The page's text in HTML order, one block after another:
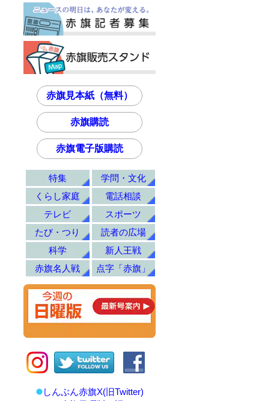
赤旗見本紙（無料）
赤旗購読
赤旗電子版購読
特集
学問・文化
くらし家庭
電話相談
テレビ
スポーツ
たび・つり
読者の広場
科学
新人王戦
赤旗名人戦
点字「赤旗」
しんぶん赤旗X(旧Twitter)